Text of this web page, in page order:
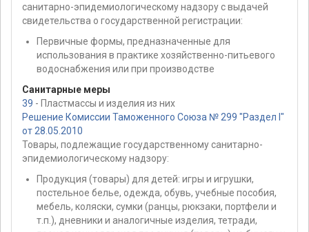
санитарно-эпидемиологическому надзору с выдачей
свидетельства о государственной регистрации:
Первичные формы, предназначенные для
использования в практике хозяйственно-питьевого
водоснабжения или при производстве
Санитарные меры
39 - Пластмассы и изделия из них
Решение Комиссии Таможенного Союза № 299 "Раздел I"
от 28.05.2010
Товары, подлежащие государственному санитарно-
эпидемиологическому надзору:
Продукция (товары) для детей: игры и игрушки,
постельное белье, одежда, обувь, учебные пособия,
мебель, коляски, сумки (ранцы, рюкзаки, портфели и
т.п.), дневники и аналогичные изделия, тетради,